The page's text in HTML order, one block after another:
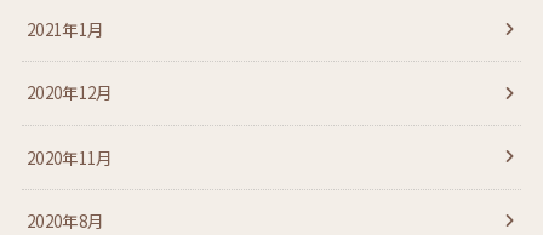
2021年1月
2020年12月
2020年11月
2020年8月